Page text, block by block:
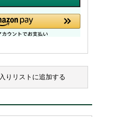
りリストに追加する